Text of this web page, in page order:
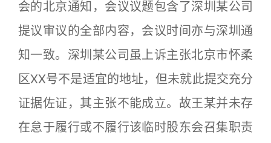
会的北京通知，会议议题包含了深圳某公司
提议审议的全部内容，会议时间亦与深圳通
知一致。深圳某公司虽上诉主张北京市怀柔
区XX号不是适宜的地址，但未就此提交充分
证据佐证，其主张不能成立。故王某并未存
在怠于履行或不履行该临时股东会召集职责